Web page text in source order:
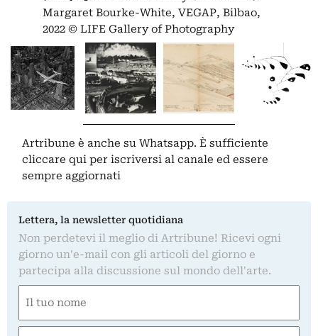
Margaret Bourke-White, VEGAP, Bilbao,
2022 © LIFE Gallery of Photography
Artribune è anche su Whatsapp. È sufficiente
cliccare qui per iscriversi al canale ed essere
sempre aggiornati
Lettera, la newsletter quotidiana
Non perdetevi il meglio di Artribune! Ricevi ogni
giorno un'e-mail con gli articoli del giorno e
partecipa alla discussione sul mondo dell'arte.
(Required)
First